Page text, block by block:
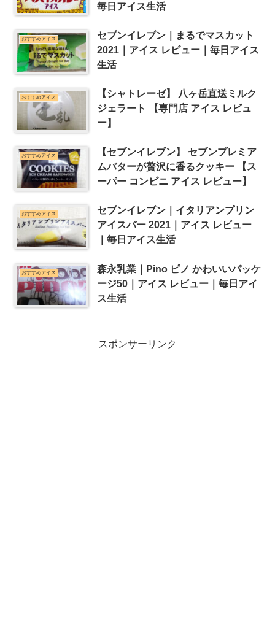
毎日アイス生活
おすすめアイス
セブンイレブン｜まるでマスカット
2021｜アイス レビュー｜毎日アイス
生活
おすすめアイス
【シャトレーゼ】 八ヶ岳直送ミルク
ジェラート 【専門店 アイス レビュ
ー】
おすすめアイス
【セブンイレブン】 セブンプレミア
ムバターが贅沢に香るクッキー 【ス
ーパー コンビニ アイス レビュー】
おすすめアイス
セブンイレブン｜イタリアンプリン
アイスバー 2021｜アイス レビュー
｜毎日アイス生活
おすすめアイス
森永乳業｜Pino ピノ かわいいパッケ
ージ50｜アイス レビュー｜毎日アイ
ス生活
スポンサーリンク